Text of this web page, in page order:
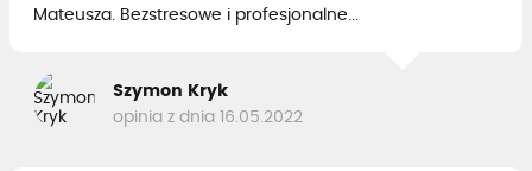
Mateusza. Bezstresowe i profesjonalne...
Szymon Kryk
opinia z dnia 16.05.2022